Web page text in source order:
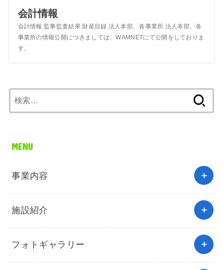
会計情報
会計情報 監事監査結果 財産目録 法人本部、各事業所 法人本部、各
事業所の情報公開につきましては、WAMNETにて公開をしておりま
す。
索:
MENU
事業内容
施設紹介
フォトギャラリー